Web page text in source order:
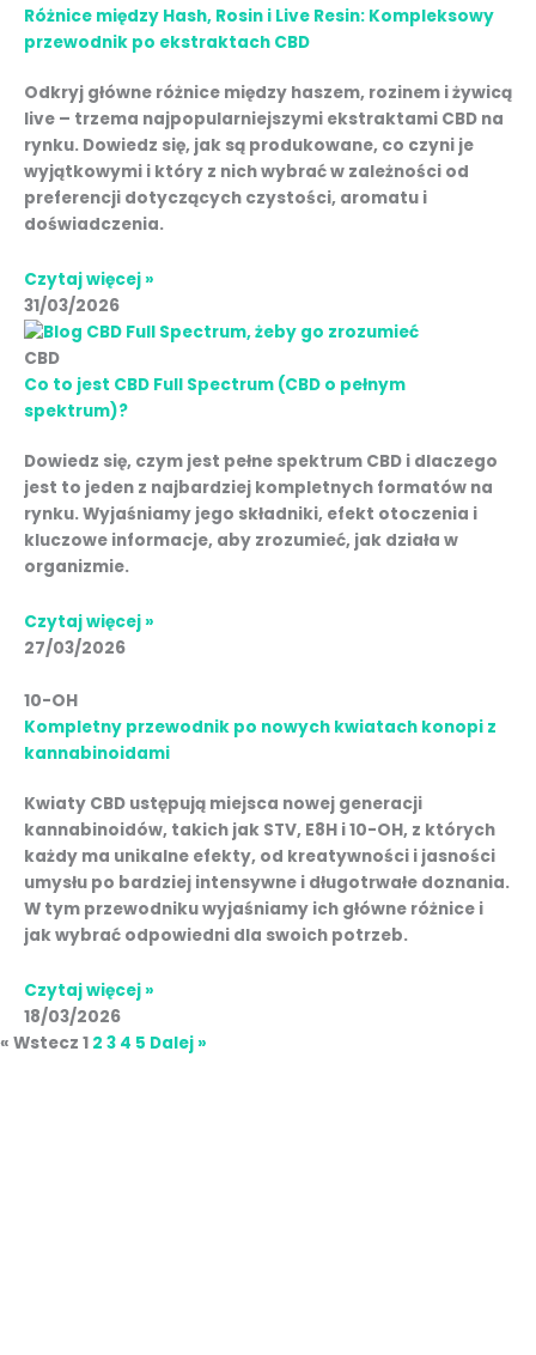
Różnice między Hash, Rosin i Live Resin: Kompleksowy
przewodnik po ekstraktach CBD
Odkryj główne różnice między haszem, rozinem i żywicą
live – trzema najpopularniejszymi ekstraktami CBD na
rynku. Dowiedz się, jak są produkowane, co czyni je
wyjątkowymi i który z nich wybrać w zależności od
preferencji dotyczących czystości, aromatu i
doświadczenia.
Czytaj więcej »
31/03/2026
CBD
Co to jest CBD Full Spectrum (CBD o pełnym
spektrum)?
Dowiedz się, czym jest pełne spektrum CBD i dlaczego
jest to jeden z najbardziej kompletnych formatów na
rynku. Wyjaśniamy jego składniki, efekt otoczenia i
kluczowe informacje, aby zrozumieć, jak działa w
organizmie.
Czytaj więcej »
27/03/2026
10-OH
Kompletny przewodnik po nowych kwiatach konopi z
kannabinoidami
Kwiaty CBD ustępują miejsca nowej generacji
kannabinoidów, takich jak STV, E8H i 10-OH, z których
każdy ma unikalne efekty, od kreatywności i jasności
umysłu po bardziej intensywne i długotrwałe doznania.
W tym przewodniku wyjaśniamy ich główne różnice i
jak wybrać odpowiedni dla swoich potrzeb.
Czytaj więcej »
18/03/2026
« Wstecz 1 2 3 4 5 Dalej »